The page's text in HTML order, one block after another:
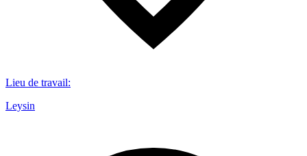
Lieu de travail:
Leysin